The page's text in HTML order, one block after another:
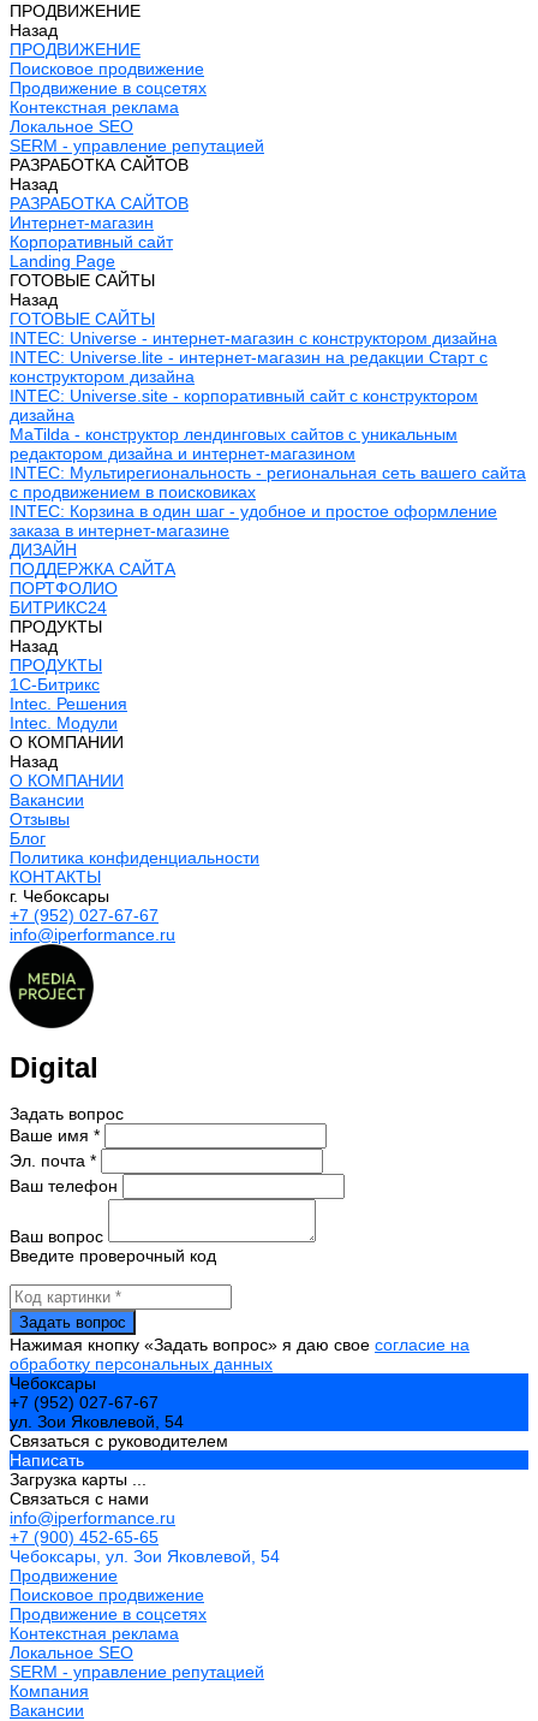
ПРОДВИЖЕНИЕ
Назад
ПРОДВИЖЕНИЕ
Поисковое продвижение
Продвижение в соцсетях
Контекстная реклама
Локальное SEO
SERM - управление репутацией
РАЗРАБОТКА САЙТОВ
Назад
РАЗРАБОТКА САЙТОВ
Интернет-магазин
Корпоративный сайт
Landing Page
ГОТОВЫЕ САЙТЫ
Назад
ГОТОВЫЕ САЙТЫ
INTEC: Universe - интернет-магазин с конструктором дизайна
INTEC: Universe.lite - интернет-магазин на редакции Старт с
конструктором дизайна
INTEC: Universe.site - корпоративный сайт с конструктором
дизайна
MaTilda - конструктор лендинговых сайтов с уникальным
редактором дизайна и интернет-магазином
INTEC: Мультирегиональность - региональная сеть вашего сайта
с продвижением в поисковиках
INTEC: Корзина в один шаг - удобное и простое оформление
заказа в интернет-магазине
ДИЗАЙН
ПОДДЕРЖКА САЙТА
ПОРТФОЛИО
БИТРИКС24
ПРОДУКТЫ
Назад
ПРОДУКТЫ
1С-Битрикс
Intec. Решения
Intec. Модули
О КОМПАНИИ
Назад
О КОМПАНИИ
Вакансии
Отзывы
Блог
Политика конфиденциальности
КОНТАКТЫ
г. Чебоксары
+7 (952) 027-67-67
info@iperformance.ru
Digital
Задать вопрос
Ваше имя *
Эл. почта *
Ваш телефон
Ваш вопрос
Введите проверочный код
Нажимая кнопку «Задать вопрос» я даю свое согласие на
обработку персональных данных
Чебоксары
+7 (952) 027-67-67
ул. Зои Яковлевой, 54
Связаться с руководителем
Написать
Загрузка карты ...
Связаться с нами
info@iperformance.ru
+7 (900) 452-65-65
Чебоксары, ул. Зои Яковлевой, 54
Продвижение
Поисковое продвижение
Продвижение в соцсетях
Контекстная реклама
Локальное SEO
SERM - управление репутацией
Компания
Вакансии